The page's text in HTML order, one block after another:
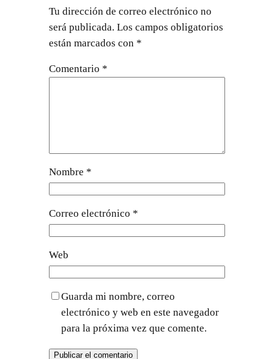
Tu dirección de correo electrónico no
será publicada. Los campos obligatorios
están marcados con *
Comentario *
Nombre *
Correo electrónico *
Web
Guarda mi nombre, correo
electrónico y web en este navegador
para la próxima vez que comente.